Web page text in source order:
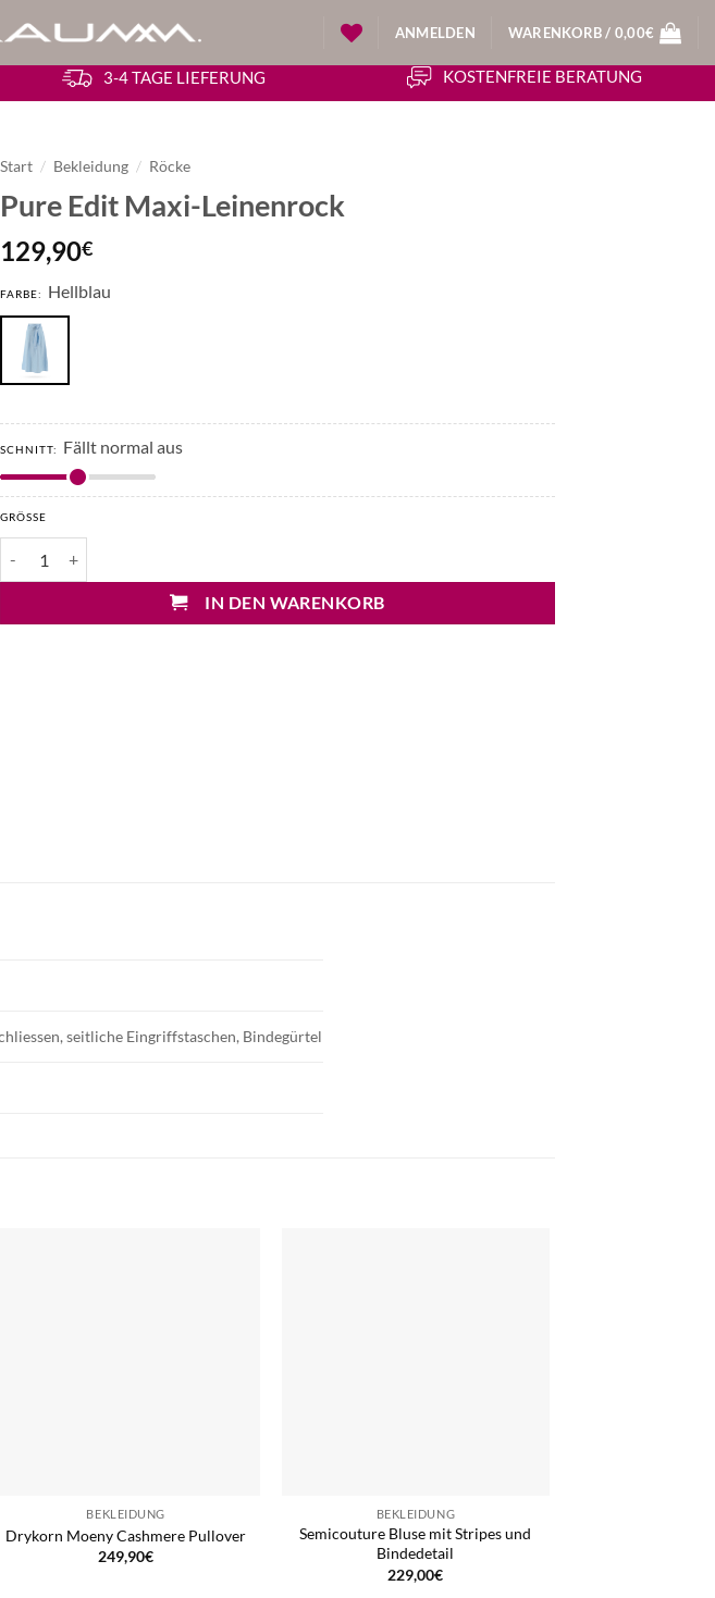
ANMELDEN WARENKORB / 0,00€
3-4 TAGE LIEFERUNG KOSTENFREIE BERATUNG
Start / Bekleidung / Röcke
Pure Edit Maxi-Leinenrock
129,90€
FARBE: Hellblau
SCHNITT: Fällt normal aus
GRÖSSE
IN DEN WARENKORB
seitliche Eingriffstaschen, Bindegürtel
BEKLEIDUNG
Drykorn Moeny Cashmere Pullover
249,90€
BEKLEIDUNG
Semicouture Bluse mit Stripes und
Bindedetail
229,00€